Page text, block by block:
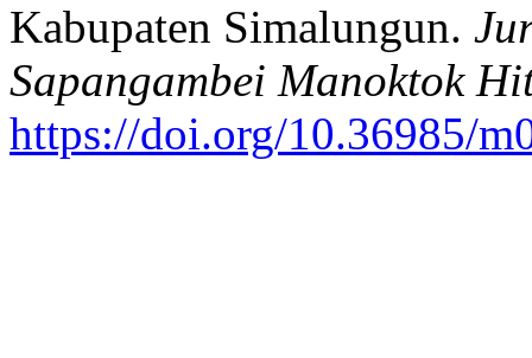
Kabupaten Simalungun.
Sapangambei Manoktok
https://doi.org/10.36985/